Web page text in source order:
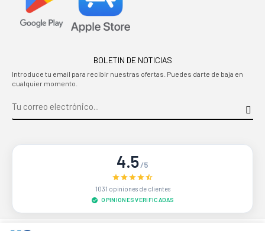
BOLETIN DE NOTICIAS
Introduce tu email para recibir nuestras ofertas. Puedes darte de baja en
cualquier momento.
4.5/5
1031 opiniones de clientes
OPINIONES VERIFICADAS